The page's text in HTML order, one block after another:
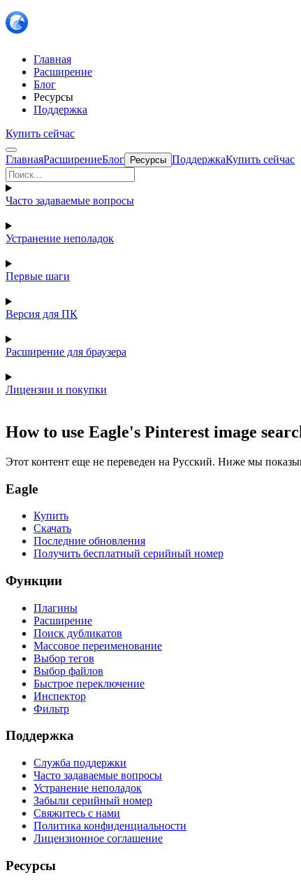
Главная
Расширение
Блог
Ресурсы
Поддержка
Купить сейчас
ГлавнаяРасширениеБлог Ресурсы ПоддержкаКупить сейчас
Часто задаваемые вопросы
Устранение неполадок
Первые шаги
Версия для ПК
Расширение для браузера
Лицензии и покупки
How to use Eagle's Pinterest image
Этот контент еще не переведен на Русский. Ниже мы
Eagle
Купить
Скачать
Последние обновления
Получить бесплатный серийный номер
Функции
Плагины
Расширение
Поиск дубликатов
Массовое переименование
Выбор тегов
Выбор файлов
Быстрое переключение
Инспектор
Фильтр
Поддержка
Служба поддержки
Часто задаваемые вопросы
Устранение неполадок
Забыли серийный номер
Свяжитесь с нами
Политика конфиденциальности
Лицензионное соглашение
Ресурсы